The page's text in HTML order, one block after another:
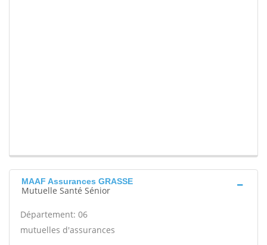
MAAF Assurances GRASSE
Mutuelle Santé Sénior
Département: 06
mutuelles d'assurances